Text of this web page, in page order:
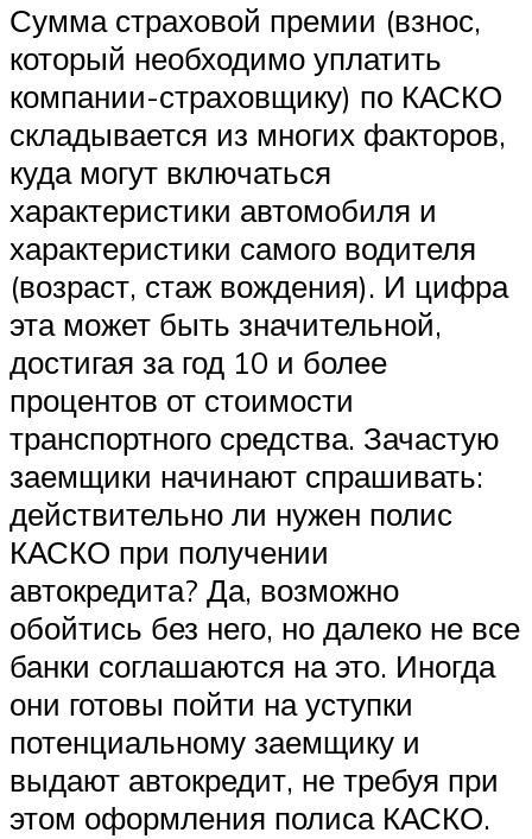
Сумма страховой премии (взнос,
который необходимо уплатить
компании-страховщику) по КАСКО
складывается из многих факторов,
куда могут включаться
характеристики автомобиля и
характеристики самого водителя
(возраст, стаж вождения). И цифра
эта может быть значительной,
достигая за год 10 и более
процентов от стоимости
транспортного средства. Зачастую
заемщики начинают спрашивать:
действительно ли нужен полис
КАСКО при получении
автокредита? Да, возможно
обойтись без него, но далеко не все
банки соглашаются на это. Иногда
они готовы пойти на уступки
потенциальному заемщику и
выдают автокредит, не требуя при
этом оформления полиса КАСКО.